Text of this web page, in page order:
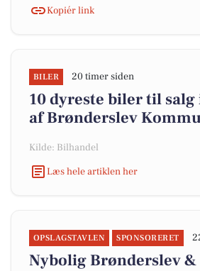
Kopiér link
BILER 20 timer siden
10 dyreste biler til
af Brønderslev
Kilde: Bilhandel
Læs hele artiklen her
OPSLAGSTAVLEN SPONSORERET
Nybolig Brønderslev &